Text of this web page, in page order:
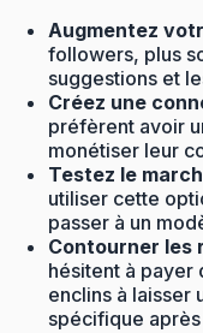
Augmentez
followers, plus
suggestions et
Créez une
préfèrent avoir
monétiser leur
Testez le
utiliser cette
passer à un
Contourner les
hésitent à payer
enclins à laisser
spécifique